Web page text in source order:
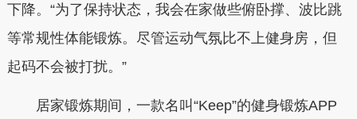
下降。“为了保持状态，我会在家做些俯卧撑、波比跳
等常规性体能锻炼。尽管运动气氛比不上健身房，但
起码不会被打扰。”
居家锻炼期间，一款名叫“Keep”的健身锻炼APP